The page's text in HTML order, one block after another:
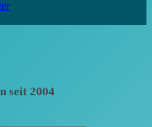
seit 2004